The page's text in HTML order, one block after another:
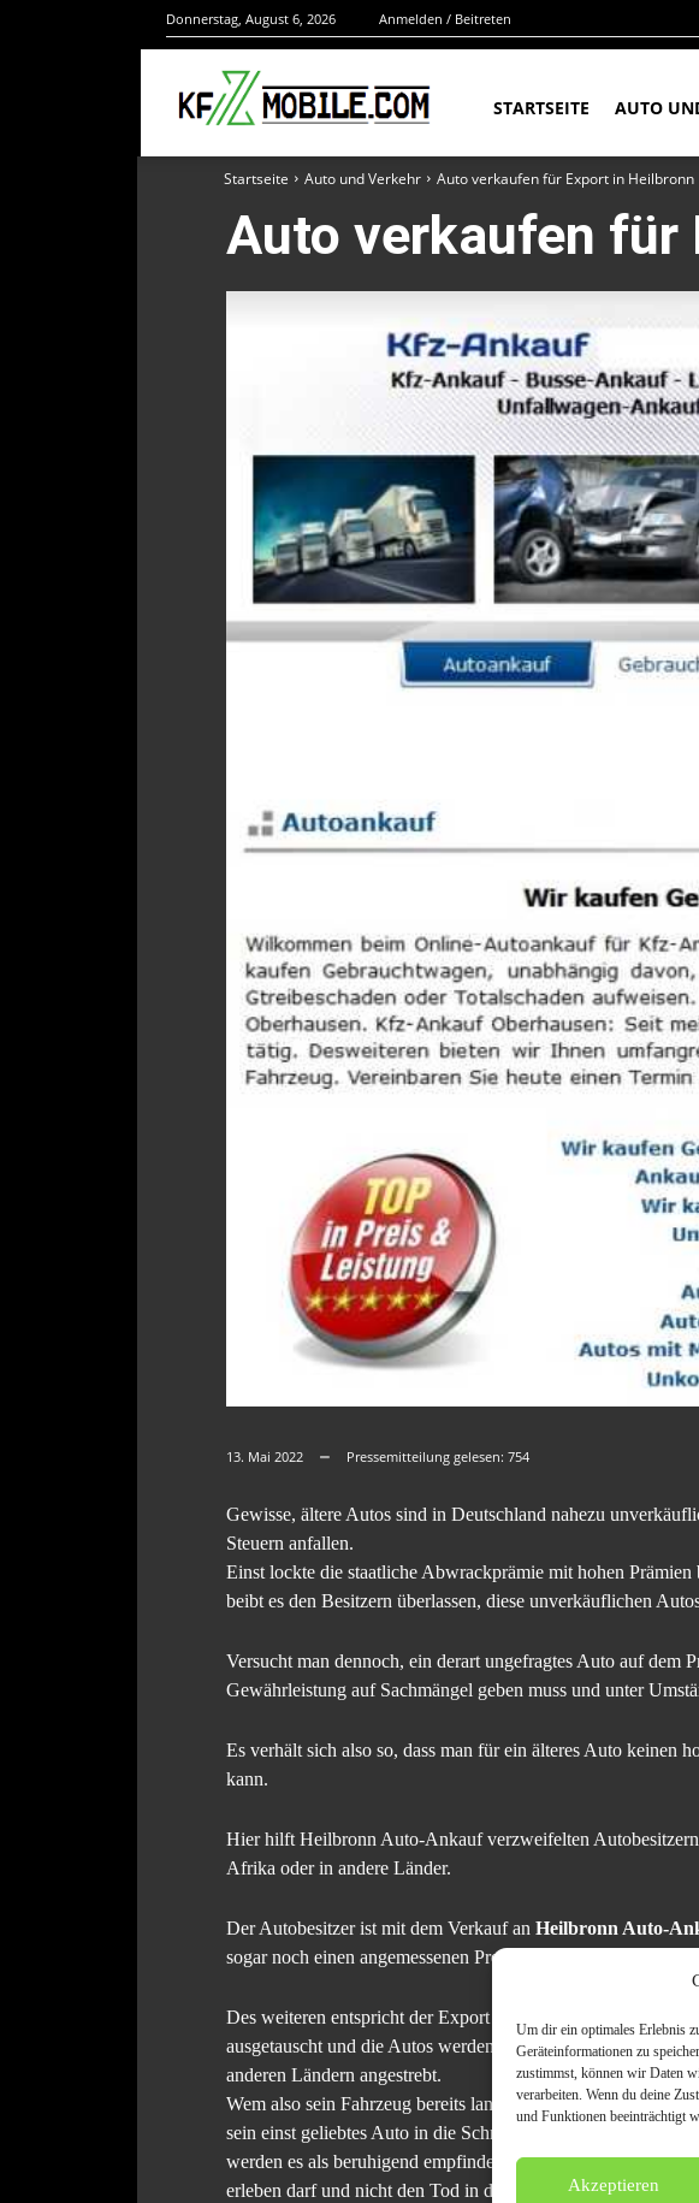
Um dir ein optimales Erlebnis
Geräteinformationen zu
zustimmst, können wir Daten
verarbeiten. Wenn du deine
und Funktionen beeinträchtigt
Akzeptieren
Donnerstag, August 6, 2026 Anmelden / Beitreten
STARTSEITE AUTO
Startseite Auto und Verkehr Auto verkaufen für Export in Heilbronn
Auto verkaufen für
13. Mai 2022 Pressemitteilung gelesen: 754
Gewisse, ältere Autos sind in Deutschland nahezu
Steuern anfallen.
Einst lockte die staatliche Abwrackprämie mit hohen Prämien
beibt es den Besitzern überlassen, diese unverkäuflichen
Versucht man dennoch, ein derart ungefragtes Auto auf dem
Gewährleistung auf Sachmängel geben muss und unter
Es verhält sich also so, dass man für ein älteres Auto keinen
kann.
Hier hilft Heilbronn Auto-Ankauf verzweifelten
Afrika oder in andere Länder.
Der Autobesitzer ist mit dem Verkauf an Heilbronn Auto-
sogar noch einen angemessenen Preis für seinen alten PKW.
Des weiteren entspricht der Export ökologischen Prinzipien
ausgetauscht und die Autos werden noch eine lange Zeit
anderen Ländern angestrebt.
Wem also sein Fahrzeug bereits lange einen sinnvollen
sein einst geliebtes Auto in die Schrottpresse zu stecken.
werden es als beruhigend empfinden, dass ihr altes Auto
erleben darf und nicht den Tod in der Autopresse findet.